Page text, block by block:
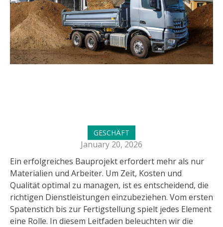
GESCHÄFT
January 20, 2026
Ein erfolgreiches Bauprojekt erfordert mehr als nur
Materialien und Arbeiter. Um Zeit, Kosten und
Qualität optimal zu managen, ist es entscheidend, die
richtigen Dienstleistungen einzubeziehen. Vom ersten
Spatenstich bis zur Fertigstellung spielt jedes Element
eine Rolle. In diesem Leitfaden beleuchten wir die